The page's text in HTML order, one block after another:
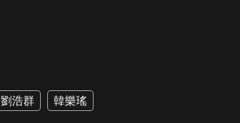
劉浩群 韓樂瑤